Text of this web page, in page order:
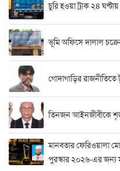
চুরি হওয়া ট্রাক ২৪
ভূমি অফিসে দালাল
গোদাগাড়ির
তিনজন আইনজীবীকে
মানবতার ফেরিওয়ালা
পুরস্কার ২০২৬-এর জন্য